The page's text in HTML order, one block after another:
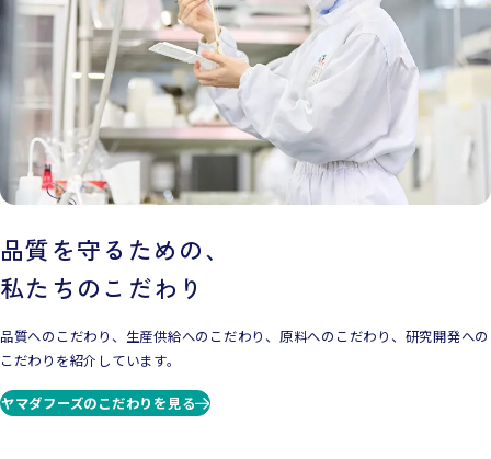
品質を守るための、
私たちのこだわり
品質へのこだわり、生産供給へのこだわり、原料へのこだわり、研究開発への
こだわりを紹介しています。
ヤマダフーズのこだわりを見る